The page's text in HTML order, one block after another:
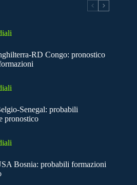
RD Congo: pronostico
Senegal: probabili
pronostico
Bosnia: probabili formazioni